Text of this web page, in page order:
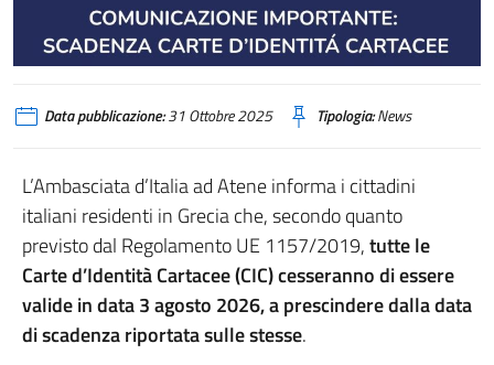
Data pubblicazione:31 Ottobre 2025 Tipologia:News
L’Ambasciata d’Italia ad Atene informa i cittadini
italiani residenti in Grecia che, secondo quanto
previsto dal Regolamento UE 1157/2019,tutte le
Carte d’Identità Cartacee (CIC)cesseranno di essere
valide in data 3 agosto 2026, a prescindere dalla data
di scadenza riportata sulle stesse.